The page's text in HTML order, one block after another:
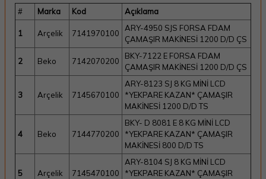
# Marka Kod Açıklama
1 Arçelik 7141970100
ARY-4950 SJS FORSA FDAM
ÇAMAŞIR MAKİNESİ 1200 D/D ÇS
2 Beko 7142070200
BKY-7122 E FORSA FDAM
ÇAMAŞIR MAKİNESİ 1200 D/D ÇS
3 Arçelik 7145670100
ARY-8123 SJ 8 KG MİNİ LCD
*YEKPARE KAZAN* ÇAMAŞIR
MAKİNESİ 1200 D/D TS
4 Beko 7144770200
BKY- D 8081 E 8 KG MİNİ LCD
*YEKPARE KAZAN* ÇAMAŞIR
MAKİNESİ 800 D/D TS
5 Arçelik 7145470100
ARY-8104 SJ 8 KG MİNİ LCD
*YEKPARE KAZAN* ÇAMAŞIR